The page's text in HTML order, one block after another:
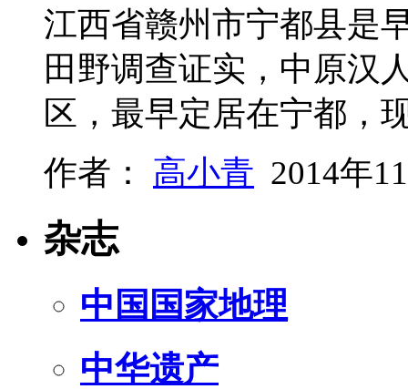
江西省赣州市宁都县是
田野调查证实，中原汉
区，最早定居在宁都
作者： 高小青 2014年
杂志
中国国家地理
中华遗产